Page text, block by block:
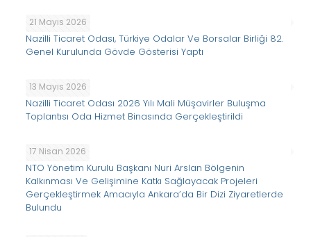
21 Mayıs 2026
Nazilli Ticaret Odası, Türkiye Odalar Ve Borsalar Birliği 82.
Genel Kurulunda Gövde Gösterisi Yaptı
13 Mayıs 2026
Nazilli Ticaret Odası 2026 Yılı Mali Müşavirler Buluşma
Toplantısı Oda Hizmet Binasında Gerçekleştirildi
17 Nisan 2026
NTO Yönetim Kurulu Başkanı Nuri Arslan Bölgenin
Kalkınması Ve Gelişimine Katkı Sağlayacak Projeleri
Gerçekleştirmek Amacıyla Ankara’da Bir Dizi Ziyaretlerde
Bulundu